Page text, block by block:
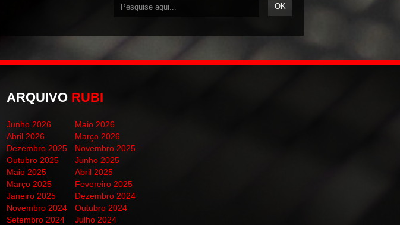
ARQUIVO RUBI
Junho 2026
Maio 2026
Abril 2026
Março 2026
Dezembro 2025
Novembro 2025
Outubro 2025
Junho 2025
Maio 2025
Abril 2025
Março 2025
Fevereiro 2025
Janeiro 2025
Dezembro 2024
Novembro 2024
Outubro 2024
Setembro 2024
Julho 2024